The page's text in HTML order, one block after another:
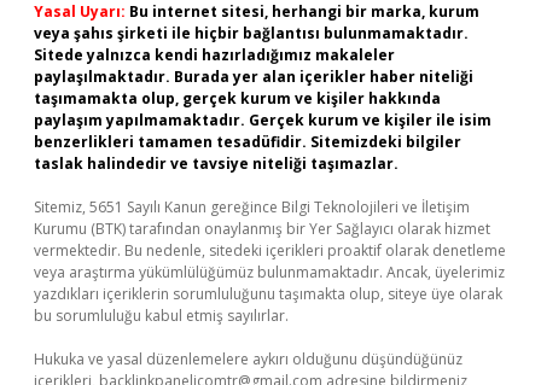
Yasal Uyarı: Bu internet sitesi, herhangi bir marka, kurum
veya şahıs şirketi ile hiçbir bağlantısı bulunmamaktadır.
Sitede yalnızca kendi hazırladığımız makaleler
paylaşılmaktadır. Burada yer alan içerikler haber niteliği
taşımamakta olup, gerçek kurum ve kişiler hakkında
paylaşım yapılmamaktadır. Gerçek kurum ve kişiler ile isim
benzerlikleri tamamen tesadüfidir. Sitemizdeki bilgiler
taslak halindedir ve tavsiye niteliği taşımazlar.
Sitemiz, 5651 Sayılı Kanun gereğince Bilgi Teknolojileri ve İletişim
Kurumu (BTK) tarafından onaylanmış bir Yer Sağlayıcı olarak hizmet
vermektedir. Bu nedenle, sitedeki içerikleri proaktif olarak denetleme
veya araştırma yükümlülüğümüz bulunmamaktadır. Ancak, üyelerimiz
yazdıkları içeriklerin sorumluluğunu taşımakta olup, siteye üye olarak
bu sorumluluğu kabul etmiş sayılırlar.
Hukuka ve yasal düzenlemelere aykırı olduğunu düşündüğünüz
içerikleri, backlinkpanelicomtr@gmail.com adresine bildirmeniz